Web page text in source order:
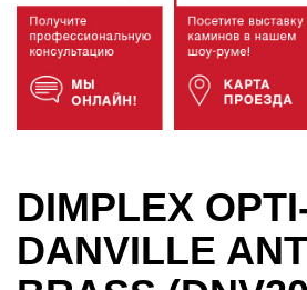
DIMPLEX
DANVILLE